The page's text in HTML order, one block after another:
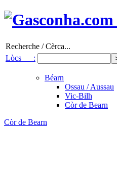
Recherche / Cèrca...
Lòcs :
Béarn
Ossau / Aussau
Vic-Bilh
Còr de Bearn
Còr de Bearn